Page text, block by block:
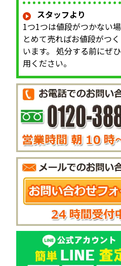
スタッフより
1つ1つは値段がつかない
とめて売ればお値段がつ
います。 処分する前にぜ
用ください。